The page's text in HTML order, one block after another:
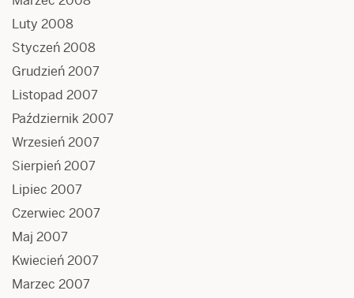
Luty 2008
Styczeń 2008
Grudzień 2007
Listopad 2007
Październik 2007
Wrzesień 2007
Sierpień 2007
Lipiec 2007
Czerwiec 2007
Maj 2007
Kwiecień 2007
Marzec 2007